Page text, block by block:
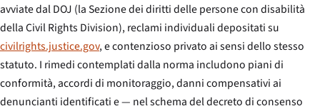
avviate dal DOJ (la Sezione dei diritti delle persone con disabilità
della Civil Rights Division), reclami individuali depositati su
civilrights.justice.gov, e contenzioso privato ai sensi dello stesso
statuto. I rimedi contemplati dalla norma includono piani di
conformità, accordi di monitoraggio, danni compensativi ai
denuncianti identificati e — nel schema del decreto di consenso